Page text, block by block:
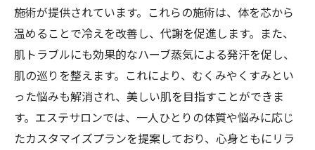
施術が提供されています。これらの施術は、体を芯から
温めることで冷えを改善し、代謝を促進します。また、
肌トラブルにも効果的なハーブ蒸気による発汗を促し、
肌の巡りを整えます。これにより、むくみやくすみとい
った悩みも解消され、美しい肌を目指すことができま
す。エステサロンでは、一人ひとりの体質や悩みに応じ
たカスタマイズプランを提案しており、心身ともにリラ